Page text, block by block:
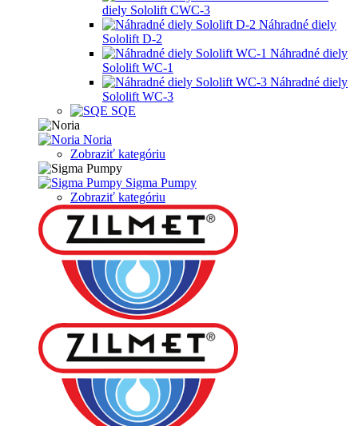
diely Sololift CWC-3
Náhradné diely
Sololift D-2
Náhradné diely
Sololift WC-1
Náhradné diely
Sololift WC-3
SQE
Noria
Zobraziť kategóriu
Sigma Pumpy
Zobraziť kategóriu